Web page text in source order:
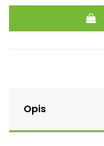
Opis